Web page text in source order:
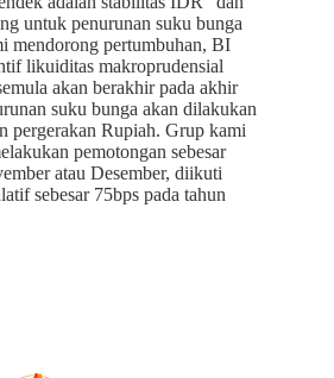
untuk penurunan suku bunga
mendorong pertumbuhan, BI
likuiditas makroprudensial
akan berakhir pada akhir
suku bunga akan dilakukan
pergerakan Rupiah. Grup kami
pemotongan sebesar
atau Desember, diikuti
sebesar 75bps pada tahun